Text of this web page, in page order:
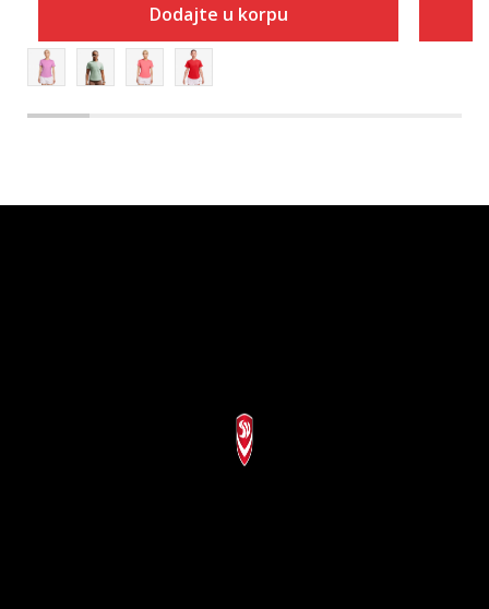
Dodajte u korpu